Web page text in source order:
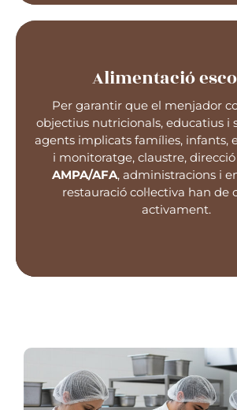
Alimentació
Per garantir que el menjador
objectius nutricionals, educatius i
agents implicats famílies, infants,
i monitoratge, claustre, direcció
AMPA/AFA, administracions i
restauració col·lectiva han de
activament.
Alimentació